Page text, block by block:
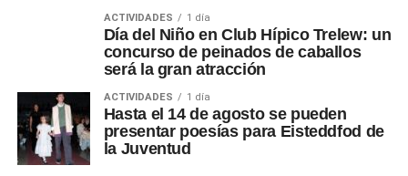
ACTIVIDADES 1 día
Día del Niño en Club Hípico Trelew: un
concurso de peinados de caballos
será la gran atracción
ACTIVIDADES 1 día
Hasta el 14 de agosto se pueden
presentar poesías para Eisteddfod de
la Juventud